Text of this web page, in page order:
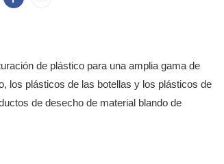
de plástico para una amplia gama de
los plásticos de las botellas y los plásticos de
de desecho de material blando de